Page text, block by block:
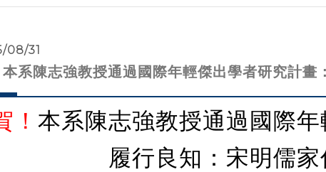
08/31
系陳志強教授通過國際年輕傑出學者研究計畫
！ 本系陳志強教授通過國際年
履行良知：宋明儒